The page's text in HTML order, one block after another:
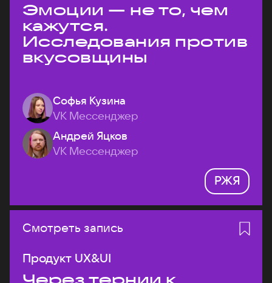
Эмоции — не то, чем
кажутся.
Исследования против
вкусовщины
Софья Кузина
VK Мессенджер
Андрей Яцков
VK Мессенджер
РЖЯ
Смотреть запись
Продукт UX&UI
Через тернии к